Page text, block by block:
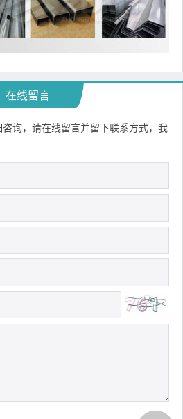
在线留言
询，请在线留言并留下联系方式，我